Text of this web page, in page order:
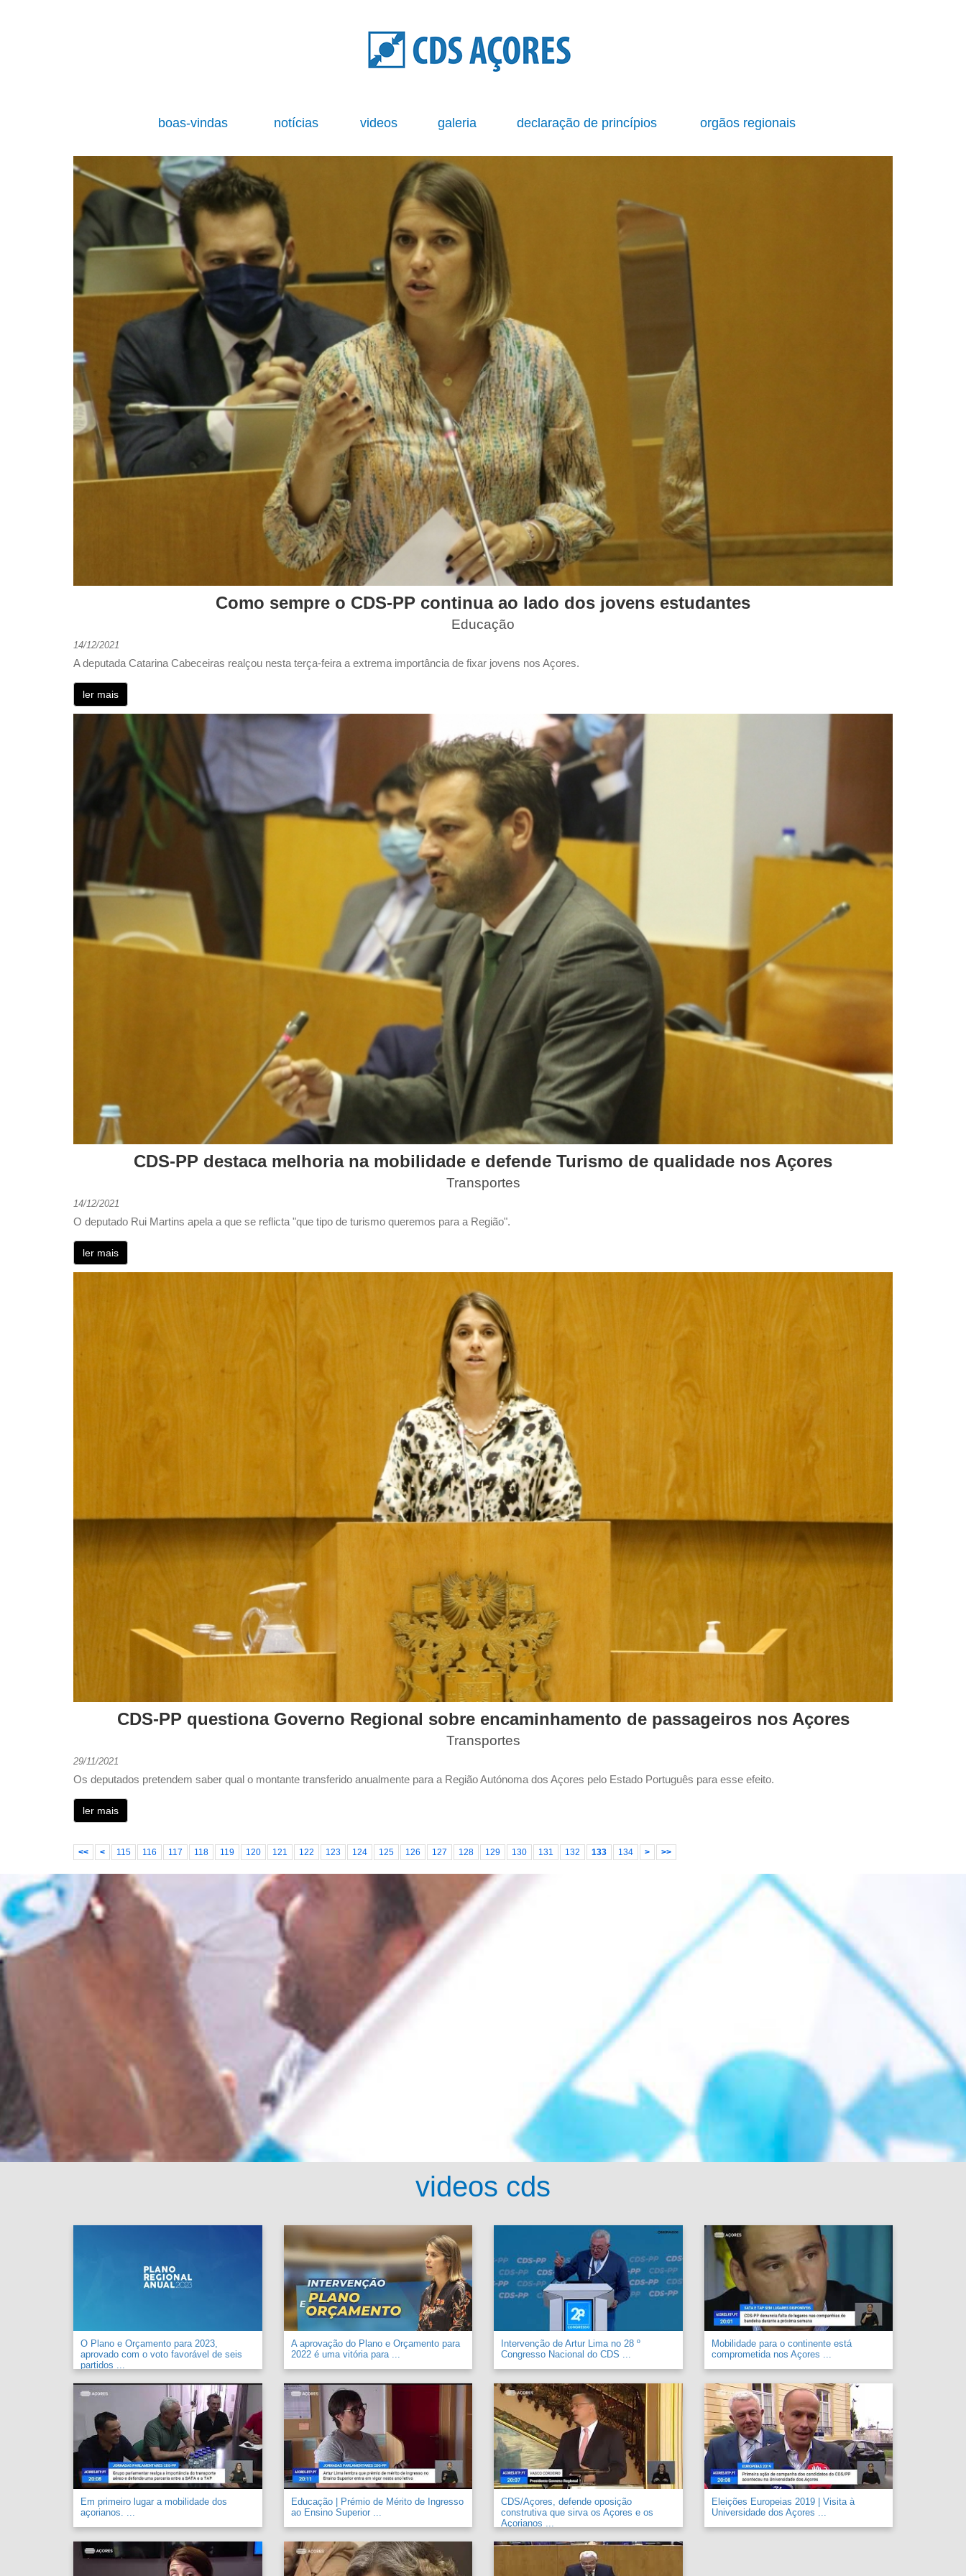
boas-vindas notícias videos galeria declaração de princípios orgãos regionais
Como sempre o CDS-PP continua ao lado dos jovens estudantes
Educação
14/12/2021
A deputada Catarina Cabeceiras realçou nesta terça-feira a extrema importância de fixar jovens nos Açores.
ler mais
CDS-PP destaca melhoria na mobilidade e defende Turismo de qualidade nos Açores
Transportes
14/12/2021
O deputado Rui Martins apela a que se reflicta "que tipo de turismo queremos para a Região".
ler mais
CDS-PP questiona Governo Regional sobre encaminhamento de passageiros nos Açores
Transportes
29/11/2021
Os deputados pretendem saber qual o montante transferido anualmente para a Região Autónoma dos Açores pelo Estado Português para esse efeito.
ler mais
<< < 115 116 117 118 119 120 121 122 123 124 125 126 127 128 129 130 131 132 133 134 > >>
videos cds
O Plano e Orçamento para 2023,
aprovado com o voto favorável de seis
partidos ...
A aprovação do Plano e Orçamento para
2022 é uma vitória para ...
Intervenção de Artur Lima no 28 º
Congresso Nacional do CDS ...
Mobilidade para o continente está
comprometida nos Açores ...
Em primeiro lugar a mobilidade dos
açorianos. ...
Educação | Prémio de Mérito de Ingresso
ao Ensino Superior ...
CDS/Açores, defende oposição
construtiva que sirva os Açores e os
Açorianos ...
Eleições Europeias 2019 | Visita à
Universidade dos Açores ...